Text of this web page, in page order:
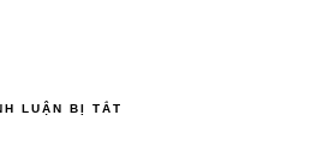
LUẬN BỊ TẮT